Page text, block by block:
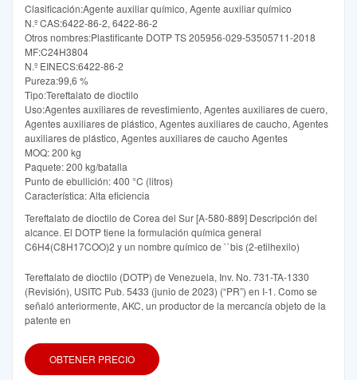
Clasificación:Agente auxiliar químico, Agente auxiliar químico
N.º CAS:6422-86-2, 6422-86-2
Otros nombres:Plastificante DOTP TS 205956-029-53505711-2018
MF:C24H3804
N.º EINECS:6422-86-2
Pureza:99,6 %
Tipo:Tereftalato de dioctilo
Uso:Agentes auxiliares de revestimiento, Agentes auxiliares de cuero,
Agentes auxiliares de plástico, Agentes auxiliares de caucho, Agentes
auxiliares de plástico, Agentes auxiliares de caucho Agentes
MOQ: 200 kg
Paquete: 200 kg/batalla
Punto de ebullición: 400 °C (litros)
Característica: Alta eficiencia
Tereftalato de dioctilo de Corea del Sur [A-580-889] Descripción del
alcance. El DOTP tiene la formulación química general
C6H4(C8H17COO)2 y un nombre químico de ``bis (2-etilhexilo)
Tereftalato de dioctilo (DOTP) de Venezuela, Inv. No. 731-TA-1330
(Revisión), USITC Pub. 5433 (junio de 2023) (“PR”) en I-1. Como se
señaló anteriormente, AKC, un productor de la mercancía objeto de la
patente en
OBTENER PRECIO